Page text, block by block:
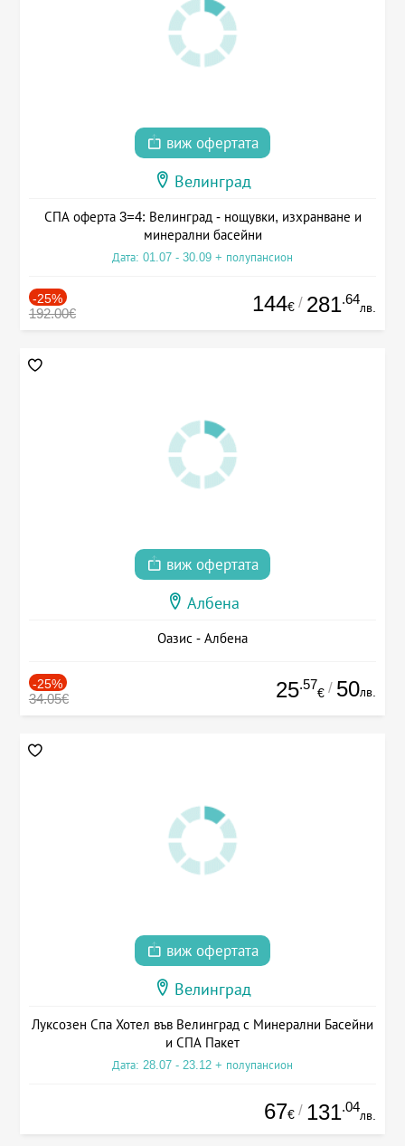
виж офертата
Велинград
СПА оферта 3=4: Велинград - нощувки, изхранване и
минерални басейни
Дата: 01.07 - 30.09 + полупансион
-25%
192.00€ 144€ / 281.64
лв.
виж офертата
Албена
Оазис - Албена
-25%
34.05€ 25.57
€ / 50лв.
виж офертата
Велинград
Луксозен Спа Хотел във Велинград с Минерални Басейни
и СПА Пакет
Дата: 28.07 - 23.12 + полупансион
67€ / 131.04
лв.